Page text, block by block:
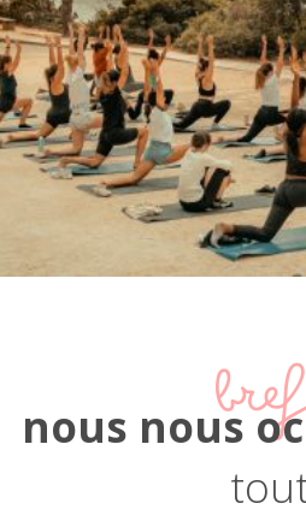
nous nous